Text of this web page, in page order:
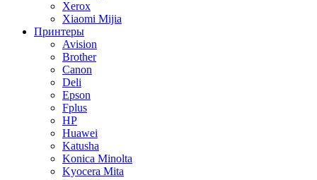
Xerox
Xiaomi Mijia
Принтеры
Avision
Brother
Canon
Deli
Epson
Fplus
HP
Huawei
Katusha
Konica Minolta
Kyocera Mita